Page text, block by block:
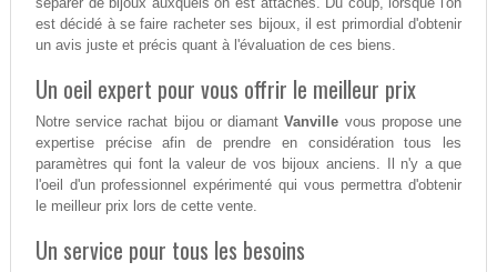
est décidé à se faire racheter ses bijoux, il est primordial d'obtenir
un avis juste et précis quant à l'évaluation de ces biens.
Un oeil expert pour vous offrir le meilleur prix
Notre service rachat bijou or diamantVanville vous propose une
expertise précise afin de prendre en considération tous les
paramètres qui font la valeur de vos bijoux anciens. Il n'y a que
l'oeil d'un professionnel expérimenté qui vous permettra d'obtenir
le meilleur prix lors de cette vente.
Un service pour tous les besoins